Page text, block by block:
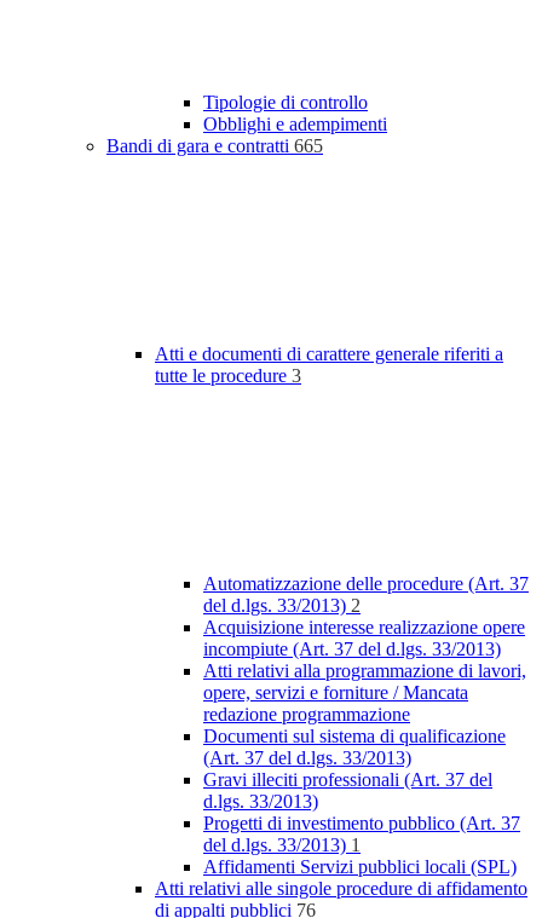
Tipologie di controllo
Obblighi e adempimenti
Bandi di gara e contratti 665
Atti e documenti di carattere generale riferiti a
tutte le procedure 3
Automatizzazione delle procedure (Art. 37
del d.lgs. 33/2013) 2
Acquisizione interesse realizzazione opere
incompiute (Art. 37 del d.lgs. 33/2013)
Atti relativi alla programmazione di lavori,
opere, servizi e forniture / Mancata
redazione programmazione
Documenti sul sistema di qualificazione
(Art. 37 del d.lgs. 33/2013)
Gravi illeciti professionali (Art. 37 del
d.lgs. 33/2013)
Progetti di investimento pubblico (Art. 37
del d.lgs. 33/2013) 1
Affidamenti Servizi pubblici locali (SPL)
Atti relativi alle singole procedure di affidamento
di appalti pubblici 76